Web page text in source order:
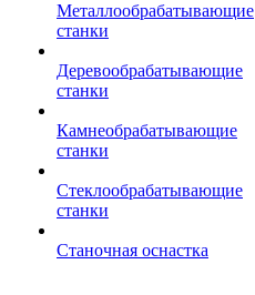
Металлообрабатывающие
станки
Деревообрабатывающие
станки
Камнеобрабатывающие
станки
Стеклообрабатывающие
станки
Станочная оснастка